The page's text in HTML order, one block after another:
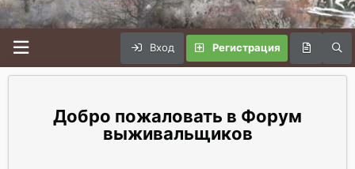
Вход Регистрация
Форум
выживальщиков